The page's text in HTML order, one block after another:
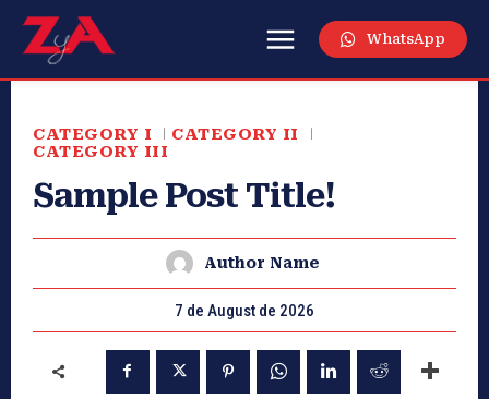
WhatsApp
CATEGORY I
CATEGORY II
CATEGORY III
Sample Post Title!
Author Name
7 de August de 2026